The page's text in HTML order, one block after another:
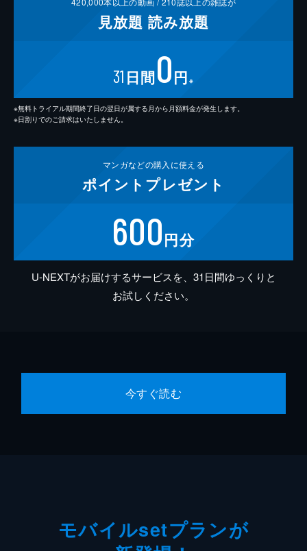
見放題 読み放題
31 日間0円 ※
※無料トライアル期間終了日の翌日が属する月から月額料金が発生します。
※日割りでのご請求はいたしません。
マンガなどの購入に使える
ポイント プレゼント
600円分
U-NEXTがお届けするサービスを、31日間ゆっくりと
お試しください。
今すぐ読む
モバイルsetプランが